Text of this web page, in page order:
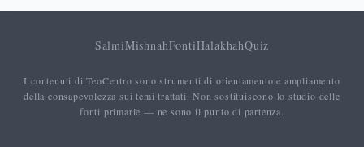
SalmiMishnahFontiHalakhahQuiz
I contenuti di TeoCentro sono strumenti di orientamento e ampliamento
della consapevolezza sui temi trattati. Non sostituiscono lo studio delle
fonti primarie — ne sono il punto di partenza.